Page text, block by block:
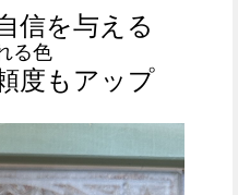
信を与える
る色
度もアップ